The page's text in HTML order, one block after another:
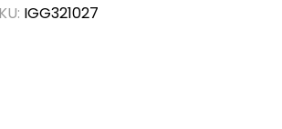
IGG321027